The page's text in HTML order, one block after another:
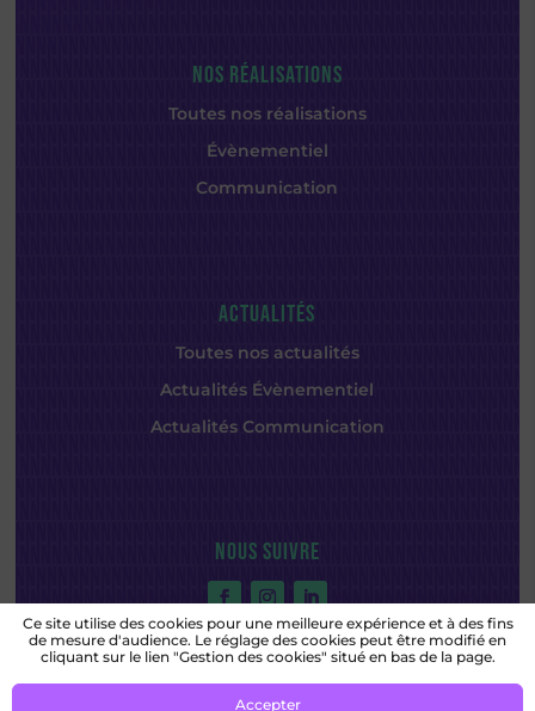
Ce site utilise des cookies pour une meilleure expérience et à des fins
de mesure d'audience. Le réglage des cookies peut être modifié en
cliquant sur le lien "Gestion des cookies" situé en bas de la page.
Accepter
NOS RÉALISATIONS
Toutes nos réalisations
Évènementiel
Communication
ACTUALITÉS
Toutes nos actualités
Actualités Évènementiel
Actualités Communication
NOUS SUIVRE